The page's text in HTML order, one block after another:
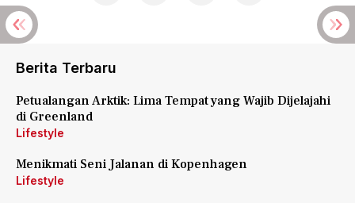
Berita Terbaru
Petualangan Arktik: Lima Tempat yang Wajib Dijelajahi
di Greenland
Lifestyle
Menikmati Seni Jalanan di Kopenhagen
Lifestyle